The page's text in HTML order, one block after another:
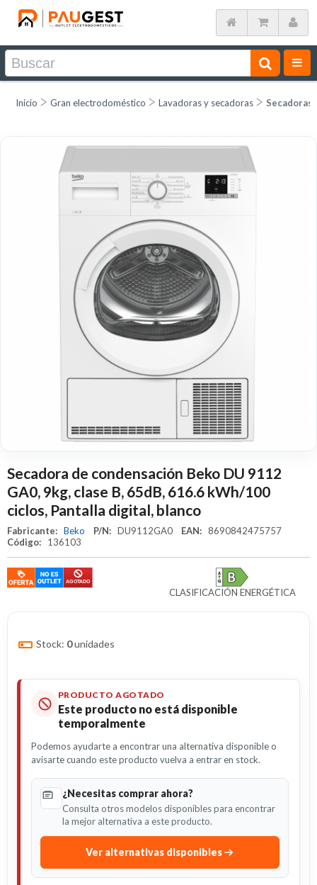
Inicio Gran electrodoméstico Lavadoras y secadoras Secadoras
Secadora de condensación Beko DU 9112
GA0, 9kg, clase B, 65dB, 616.6 kWh/100
ciclos, Pantalla digital, blanco
Fabricante: Beko P/N: DU9112GA0 EAN: 8690842475757
Código:
136103
CLASIFICACIÓN ENERGÉTICA
Stock: 0unidades
PRODUCTO AGOTADO
Este producto no está disponible
temporalmente
Podemos ayudarte a encontrar una alternativa disponible o
avisarte cuando este producto vuelva a entrar en stock.
¿Necesitas comprar ahora?
Consulta otros modelos disponibles para encontrar
la mejor alternativa a este producto.
Ver alternativas disponibles